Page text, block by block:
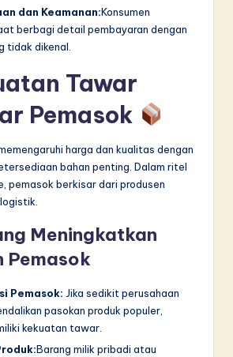
dan Keamanan:Konsumen
berbagi detail pembayaran dengan
tidak dikenal.
Tawar
Pemasok
harga dan kualitas dengan
bahan penting. Dalam ritel
pemasok berkisar dari produsen
Meningkatkan
Pemasok
Pemasok: Jika sedikit perusahaan
pasokan produk populer,
kekuatan tawar.
Barang milik pribadi atau